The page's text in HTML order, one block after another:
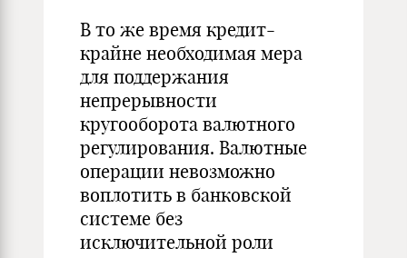
В то же время кредит-
крайне необходимая мера
для поддержания
непрерывности
кругооборота валютного
регулирования. Валютные
операции невозможно
воплотить в банковской
системе без
исключительной роли